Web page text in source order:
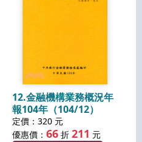
12.金融機構業務概況年
報104年（104/12）
定價：320 元
優惠價： 66 折 211 元